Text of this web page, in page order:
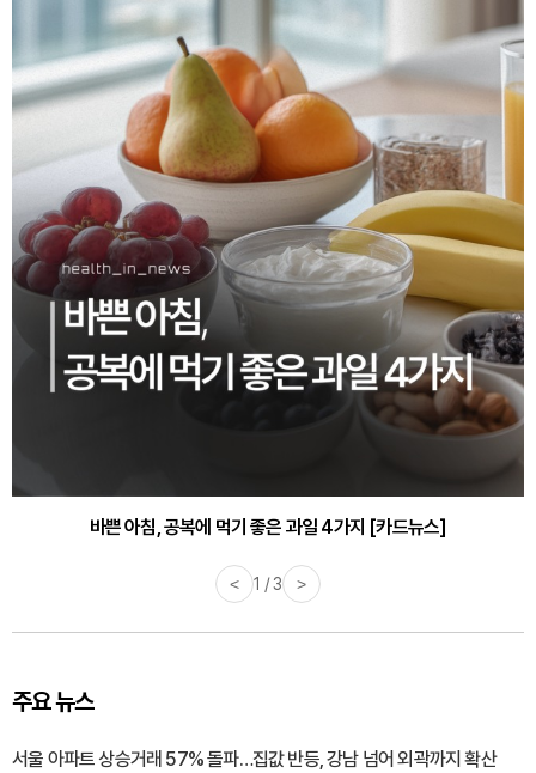
바쁜 아침, 공복에 먹기 좋은 과일 4가지 [카드뉴스]
< 1 / 3 >
주요 뉴스
서울 아파트 상승거래 57% 돌파…집값 반등, 강남 넘어 외곽까지 확산